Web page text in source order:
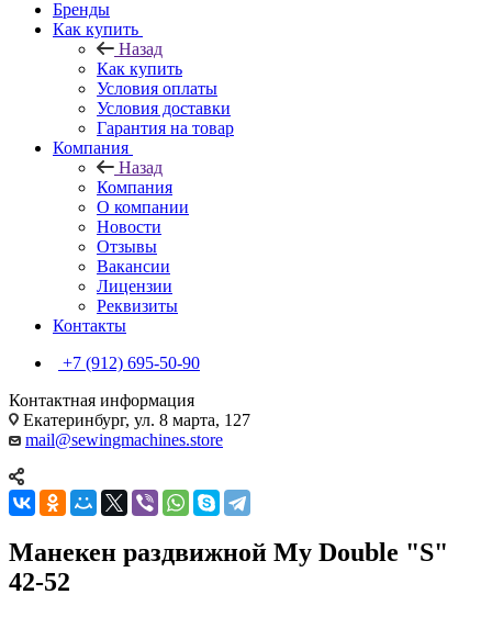
Бренды
Как купить
Назад
Как купить
Условия оплаты
Условия доставки
Гарантия на товар
Компания
Назад
Компания
О компании
Новости
Отзывы
Вакансии
Лицензии
Реквизиты
Контакты
+7 (912) 695-50-90
Контактная информация
Екатеринбург, ул. 8 марта, 127
mail@sewingmachines.store
Манекен раздвижной My Double "S"
42-52